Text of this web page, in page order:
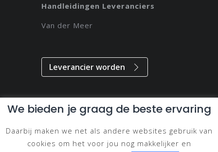
Handleidingen Leveranciers
Van der Meer
Leverancier worden
Alle rechten voorbehouden // 2021 // Magdeveloper
Privacy & Disclaimer
We bieden je graag de beste ervaring
Daarbij maken we net als andere websites gebruik van
cookies om het voor jou nog makkelijker en